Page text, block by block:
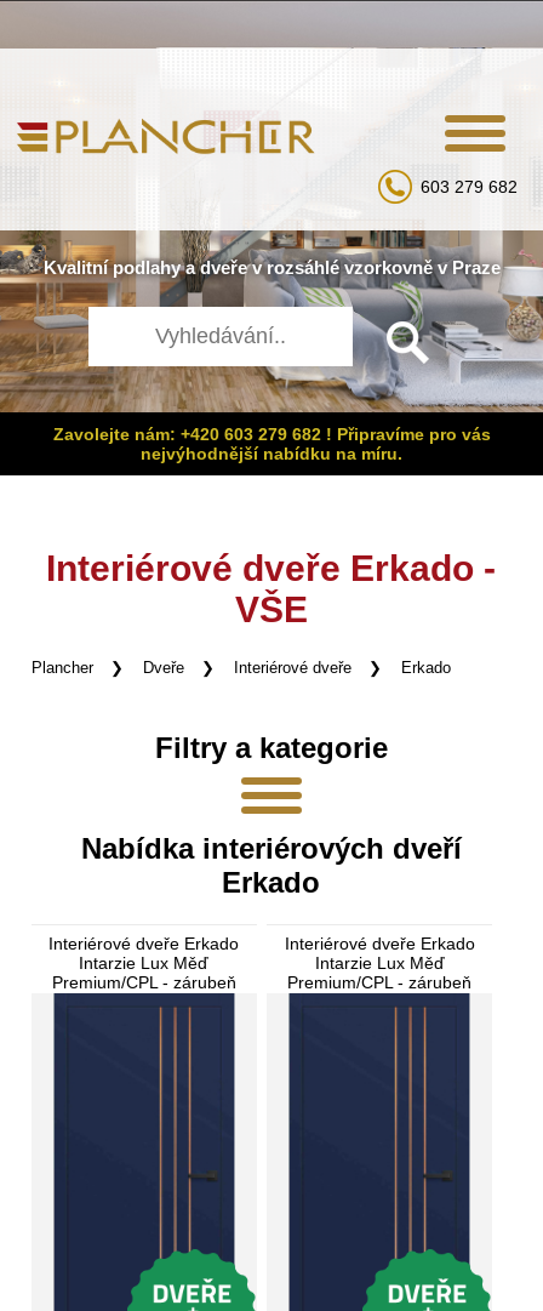
603 279 682
Kvalitnípodlahyadveřev rozsáhlévzorkovněv Praze
Zavolejte nám: +420 603 279 682 ! Připravíme pro vás
nejvýhodnější nabídku na míru.
Interiérové dveře Erkado -
VŠE
Plancher Dveře Interiérové dveře Erkado
Filtry a kategorie
Nabídka interiérových dveří
Erkado
Interiérové dveře Erkado
Intarzie Lux Měď
Premium/CPL - zárubeň
Interiérové dveře Erkado
Intarzie Lux Měď
Premium/CPL - zárubeň